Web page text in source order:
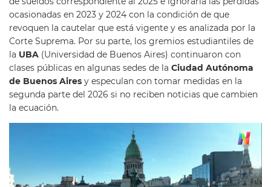
ocasionadas en 2023 y 2024 con la condición de que
revoquen la cautelar que está vigente y es analizada por la
Corte Suprema. Por su parte, los gremios estudiantiles de
la UBA (Universidad de Buenos Aires) continuaron con
clases públicas en algunas sedes de la Ciudad Autónoma
de Buenos Aires y especulan con tomar medidas en la
segunda parte del 2026 si no reciben noticias que cambien
la ecuación.